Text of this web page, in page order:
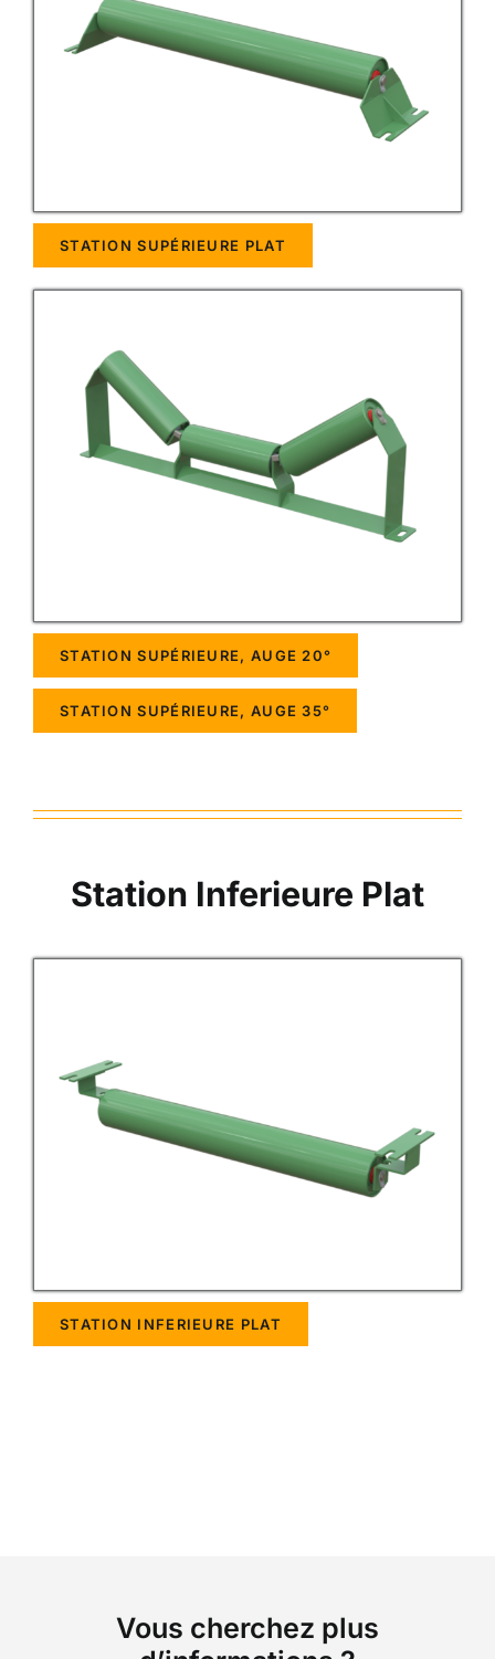
STATION SUPÉRIEURE PLAT
STATION SUPÉRIEURE, AUGE 20°
STATION SUPÉRIEURE, AUGE 35°
Station Inferieure Plat
STATION INFERIEURE PLAT
Vous cherchez plus